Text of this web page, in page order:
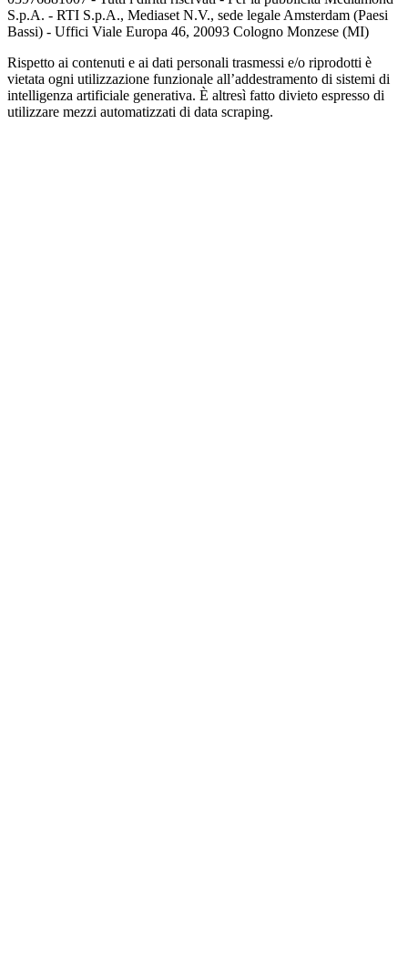
S.p.A. - RTI S.p.A., Mediaset N.V., sede legale Amsterdam (Paesi
Bassi) - Uffici Viale Europa 46, 20093 Cologno Monzese (MI)
Rispetto ai contenuti e ai dati personali trasmessi e/o riprodotti è
vietata ogni utilizzazione funzionale all’addestramento di sistemi di
intelligenza artificiale generativa. È altresì fatto divieto espresso di
utilizzare mezzi automatizzati di data scraping.